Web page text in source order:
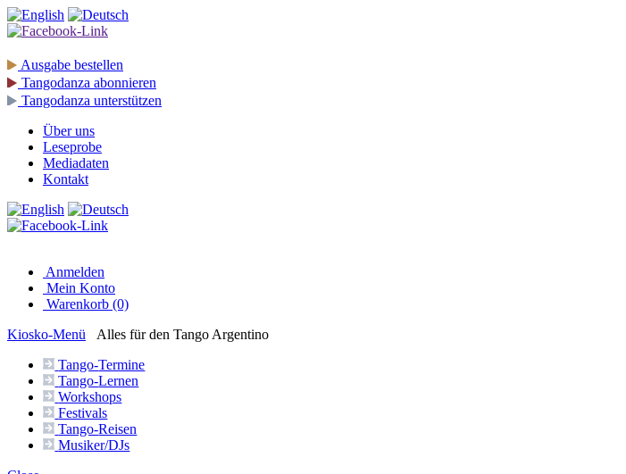
Ausgabe bestellen
Tangodanza abonnieren
Tangodanza unterstützen
Über uns
Leseprobe
Mediadaten
Kontakt
Anmelden
Mein Konto
Warenkorb (0)
Kiosko-Menü
Alles für den Tango Argentino
Tango-Termine
Tango-Lernen
Workshops
Festivals
Tango-Reisen
Musiker/DJs